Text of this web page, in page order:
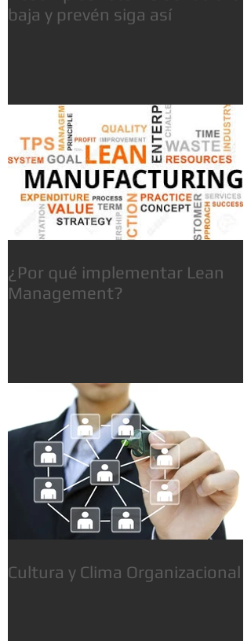
baja y prevén siga así
¿Por qué implementar Lean
Management?
Cultura y Clima Organizacional